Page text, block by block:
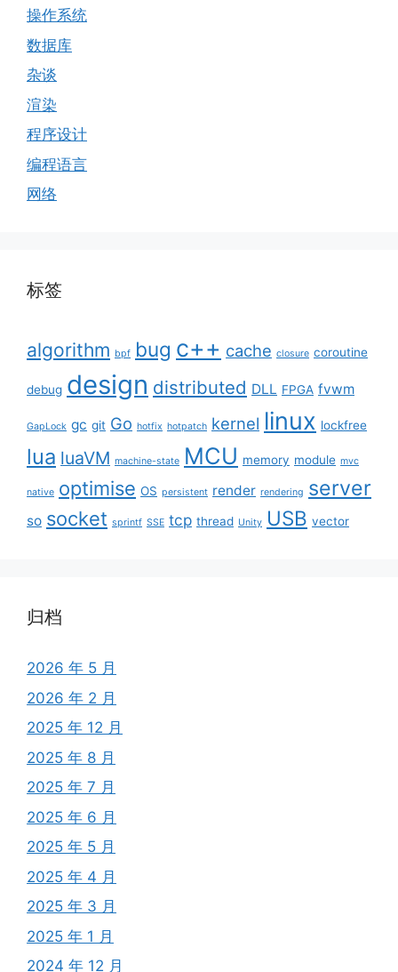
操作系统
数据库
杂谈
渲染
程序设计
编程语言
网络
标签
algorithm bpf bug c++ cache closure coroutine
debug design distributed DLL FPGA fvwm
GapLock gc git Go hotfix hotpatch kernel linux lockfree
lua luaVM machine-state MCU memory module mvc
native optimise OS persistent render rendering server
so socket sprintf SSE tcp thread Unity USB vector
归档
2026 年 5 月
2026 年 2 月
2025 年 12 月
2025 年 8 月
2025 年 7 月
2025 年 6 月
2025 年 5 月
2025 年 4 月
2025 年 3 月
2025 年 1 月
2024 年 12 月